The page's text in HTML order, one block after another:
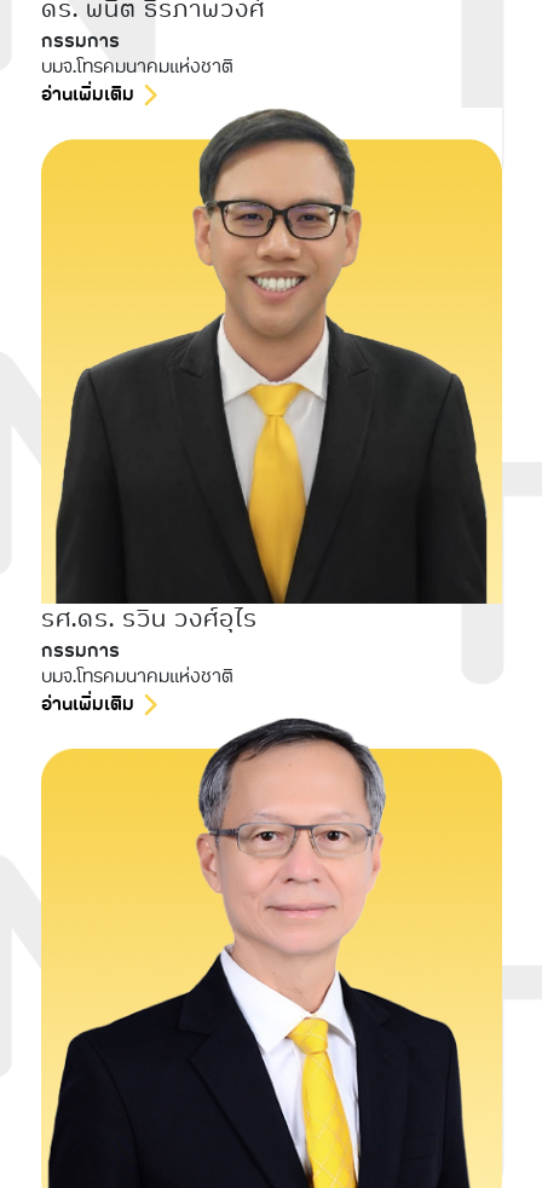
ดร. พนิต ธีรภาพวงศ์
กรรมการ
บมจ.โทรคมนาคมแห่งชาติ
อ่านเพิ่มเติม
รศ.ดร. รวิน วงศ์อุไร
กรรมการ
บมจ.โทรคมนาคมแห่งชาติ
อ่านเพิ่มเติม